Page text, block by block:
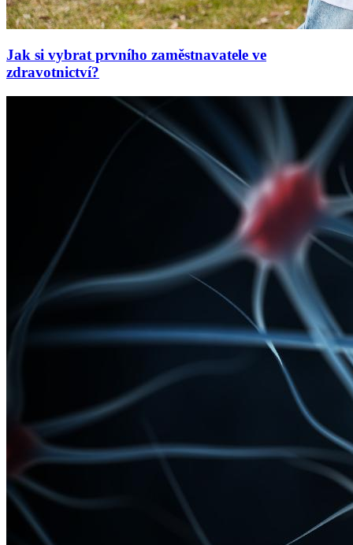
Jak si vybrat prvního zaměstnavatele ve
zdravotnictví?